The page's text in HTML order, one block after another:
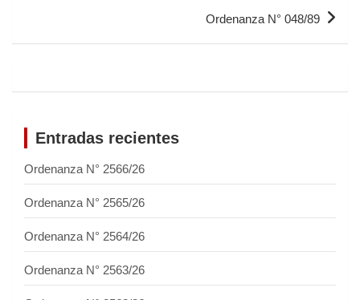
Ordenanza N° 048/89
Entradas recientes
Ordenanza N° 2566/26
Ordenanza N° 2565/26
Ordenanza N° 2564/26
Ordenanza N° 2563/26